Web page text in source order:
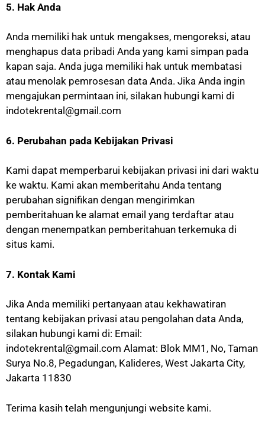
5. Hak Anda
Anda memiliki hak untuk mengakses, mengoreksi, atau
menghapus data pribadi Anda yang kami simpan pada
kapan saja. Anda juga memiliki hak untuk membatasi
atau menolak pemrosesan data Anda. Jika Anda ingin
mengajukan permintaan ini, silakan hubungi kami di
indotekrental@gmail.com
6. Perubahan pada Kebijakan Privasi
Kami dapat memperbarui kebijakan privasi ini dari waktu
ke waktu. Kami akan memberitahu Anda tentang
perubahan signifikan dengan mengirimkan
pemberitahuan ke alamat email yang terdaftar atau
dengan menempatkan pemberitahuan terkemuka di
situs kami.
7. Kontak Kami
Jika Anda memiliki pertanyaan atau kekhawatiran
tentang kebijakan privasi atau pengolahan data Anda,
silakan hubungi kami di: Email:
indotekrental@gmail.com Alamat: Blok MM1, No, Taman
Surya No.8, Pegadungan, Kalideres, West Jakarta City,
Jakarta 11830
Terima kasih telah mengunjungi website kami.